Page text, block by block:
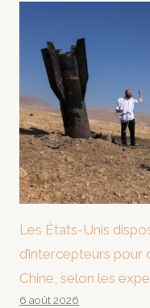
Les États-Unis
d’intercepteurs pour
Chine, selon les
6 août 2026